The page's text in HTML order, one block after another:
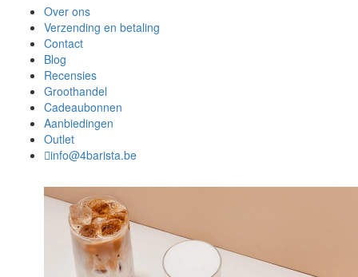
Over ons
Verzending en betaling
Contact
Blog
Recensies
Groothandel
Cadeaubonnen
Aanbiedingen
Outlet
info@4barista.be